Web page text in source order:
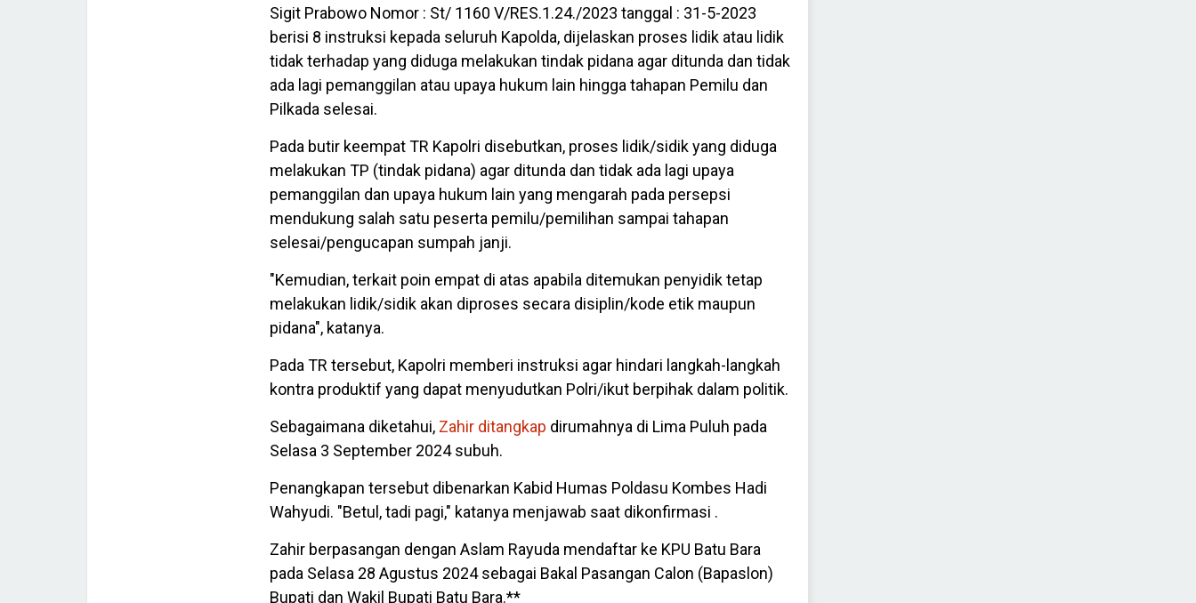
Sigit Prabowo Nomor : St/ 1160 V/RES.1.24./2023 tanggal : 31-5-2023
berisi 8 instruksi kepada seluruh Kapolda, dijelaskan proses lidik atau lidik
tidak terhadap yang diduga melakukan tindak pidana agar ditunda dan tidak
ada lagi pemanggilan atau upaya hukum lain hingga tahapan Pemilu dan
Pilkada selesai.
Pada butir keempat TR Kapolri disebutkan, proses lidik/sidik yang diduga
melakukan TP (tindak pidana) agar ditunda dan tidak ada lagi upaya
pemanggilan dan upaya hukum lain yang mengarah pada persepsi
mendukung salah satu peserta pemilu/pemilihan sampai tahapan
selesai/pengucapan sumpah janji.
"Kemudian, terkait poin empat di atas apabila ditemukan penyidik tetap
melakukan lidik/sidik akan diproses secara disiplin/kode etik maupun
pidana", katanya.
Pada TR tersebut, Kapolri memberi instruksi agar hindari langkah-langkah
kontra produktif yang dapat menyudutkan Polri/ikut berpihak dalam politik.
Sebagaimana diketahui, Zahir ditangkap dirumahnya di Lima Puluh pada
Selasa 3 September 2024 subuh.
Penangkapan tersebut dibenarkan Kabid Humas Poldasu Kombes Hadi
Wahyudi. "Betul, tadi pagi," katanya menjawab saat dikonfirmasi .
Zahir berpasangan dengan Aslam Rayuda mendaftar ke KPU Batu Bara
pada Selasa 28 Agustus 2024 sebagai Bakal Pasangan Calon (Bapaslon)
Bupati dan Wakil Bupati Batu Bara.**